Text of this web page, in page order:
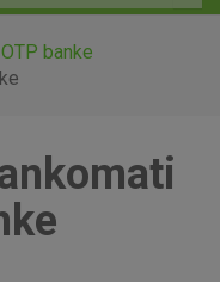
banke